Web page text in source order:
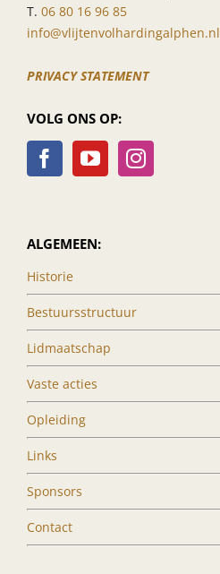
T. 06 80 16 96 85
info@vlijtenvolhardingalphen.nl
PRIVACY STATEMENT
VOLG ONS OP:
ALGEMEEN:
Historie
Bestuursstructuur
Lidmaatschap
Vaste acties
Opleiding
Links
Sponsors
Contact